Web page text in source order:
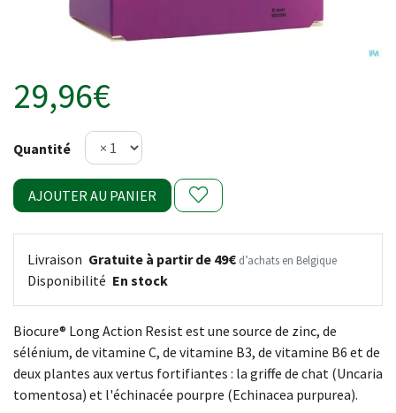
29,96€
Quantité
AJOUTER AU PANIER
Livraison Gratuite à partir de 49€ d’achats en Belgique
Disponibilité En stock
Biocure® Long Action Resist est une source de zinc, de
sélénium, de vitamine C, de vitamine B3, de vitamine B6 et de
deux plantes aux vertus fortifiantes : la griffe de chat (Uncaria
tomentosa) et l'échinacée pourpre (Echinacea purpurea).